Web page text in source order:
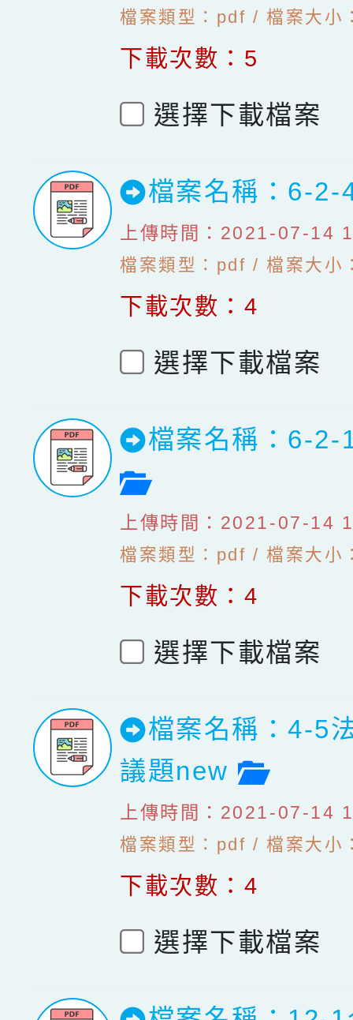
檔案類型：pdf / 檔案大小
下載次數：5
選擇下載檔案
檔案名稱：6-
上傳時間：2021-07-14
檔案類型：pdf / 檔案大小
下載次數：4
選擇下載檔案
檔案名稱：6-2-
檔案預覽
上傳時間：2021-07-14
檔案類型：pdf / 檔案大小
下載次數：4
選擇下載檔案
檔案名稱：4-5
議題new
檔案
上傳時間：2021-07-14
檔案類型：pdf / 檔案大小
下載次數：4
選擇下載檔案